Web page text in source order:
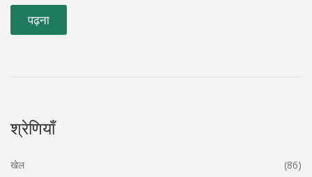
पढ़ना
श्रेणियाँ
खेल (86)